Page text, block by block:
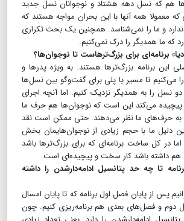
هم که نسل دهه هشتاد و نوجوانان نسل جدید
معمولا همه آنها با این بحران مواجه هستند که
و ما را نمی‌شناسد. همچنین یک بحث تکراری
که ما همدیگر را درک نمی‌کنیم.
برنامه‌ای برای بزرگ‌ترهاست تا نوجوا‌ن‌ها؟
این برنامه بزرگ‌ترها هستند. به ویژه پدرها و
می‌کنیم تا مسیر یا پلی برای گفت‌وگو بین نسل‌ها
دو نسل را به همدیگر نزدیک کنیم. اما آنچه اجرای
پیچیده می‌کند این است که نوجوان‌ها هم حرف ما
به حرف‌های ما نظر می‌دهند. حتی ممکن است نقد
دلیل ما با حجم زیادی از نوجوان‌هایمان بخش
اما در کل ساخت برنامه‌ای که برای بزرگ‌ترها باشد
داشته باشد کار سخت و پیچیده‌ای است.
تا چه حد پتانسیل ادامه‌دارشدن را داشته
پس از پایان فصل اول برنامه که تا پایان امسال
دوم و فصل‌های بعدی هم برنامه‌ریزی کنیم. چون